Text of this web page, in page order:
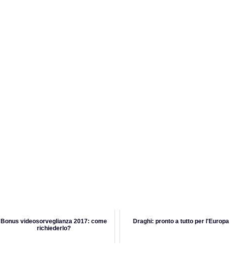
Bonus videosorveglianza 2017: come
richiederlo?
Draghi: pronto a tutto per l'Europa